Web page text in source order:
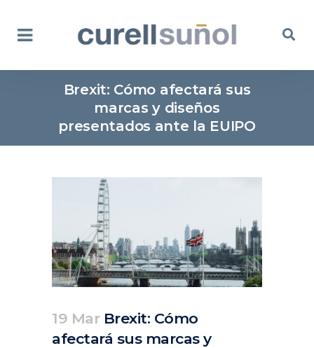
Brexit: Cómo afectará sus
marcas y diseños
presentados ante la EUIPO
19 MarBrexit: Cómo
afectará sus marcas y